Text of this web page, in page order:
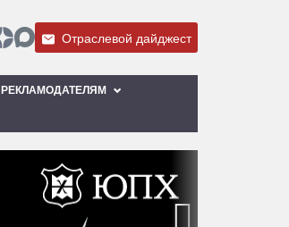
Отраслевой дайджест
РЕКЛАМОДАТЕЛЯМ